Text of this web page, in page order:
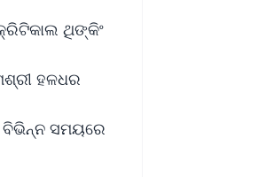
ଥିଙ୍କିଂ
ହଳଧର
ବିଭିନ୍ନ ସମୟରେ